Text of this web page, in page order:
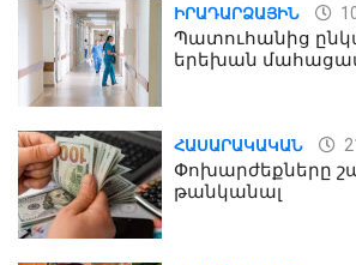
ԻՐԱԴԱՐՁԱՅԻՆ
Պատուհանից
երեխան
ՀԱՍԱՐԱԿԱԿԱՆ
Փոխարժեքները
թանկանալ